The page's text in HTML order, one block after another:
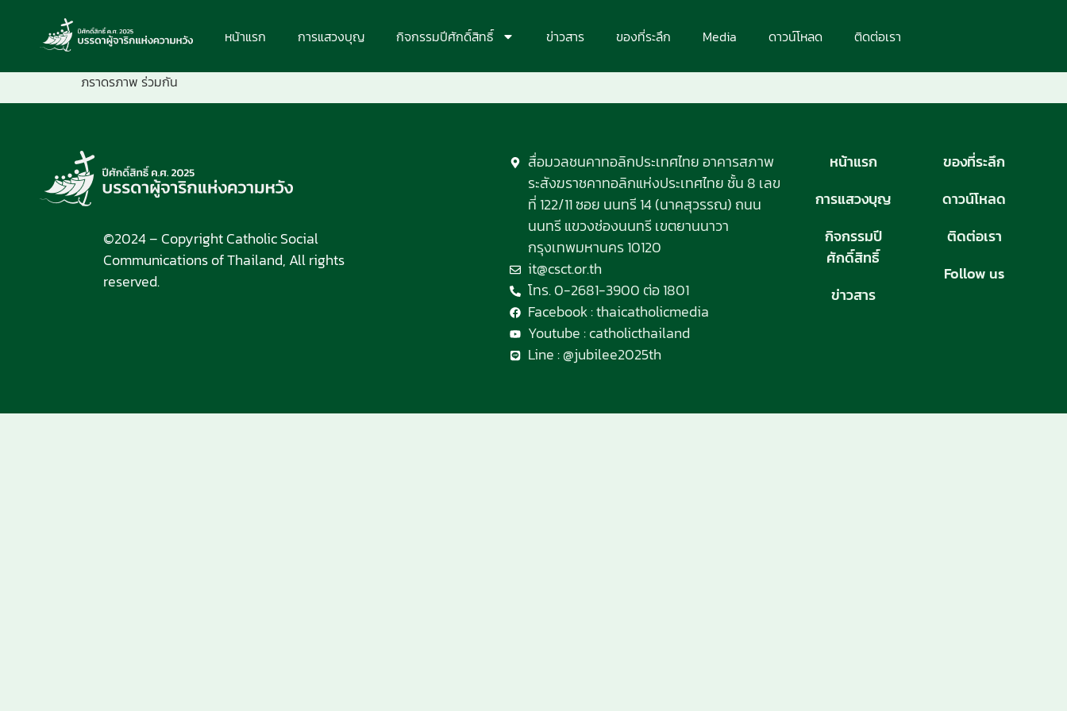
หน้าแรก การแสวงบุญ กิจกรรมปีศักดิ์สิทธิ์ ข่าวสาร ของที่ระลึก Media ดาวน์โหลด ติดต่อเรา
ภราดรภาพ ร่วมกัน
©2024 – Copyright Catholic Social
Communications of Thailand, All rights
reserved.
สื่อมวลชนคาทอลิกประเทศไทย อาคารสภาพ
ระสังฆราชคาทอลิกแห่งประเทศไทย ชั้น 8 เลข
ที่ 122/11 ซอย นนทรี 14 (นาคสุวรรณ) ถนน
นนทรี แขวงช่องนนทรี เขตยานนาวา
กรุงเทพมหานคร 10120
it@csct.or.th
โทร. 0-2681-3900 ต่อ 1801
Facebook : thaicatholicmedia
Youtube : catholicthailand
Line : @jubilee2025th
หน้าแรก
การแสวงบุญ
กิจกรรมปี
ศักดิ์สิทธิ์
ข่าวสาร
ของที่ระลึก
ดาวน์โหลด
ติดต่อเรา
Follow us